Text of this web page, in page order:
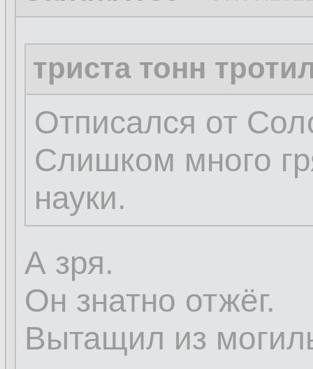
триста тонн
Отписался от
Слишком много
науки.
А зря.
Он знатно отжёг.
Вытащил из